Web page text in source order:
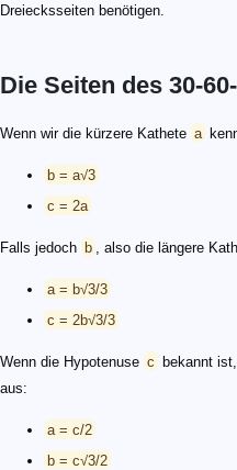
Dreiecksseiten benötigen.
Die Seiten des 30-
Wenn wir die kürzere Kathete a
b = a√3
c = 2a
Falls jedoch b , also die längere
a = b√3/3
c = 2b√3/3
Wenn die Hypotenuse c
bekannt
aus:
a = c/2
b = c√3/2